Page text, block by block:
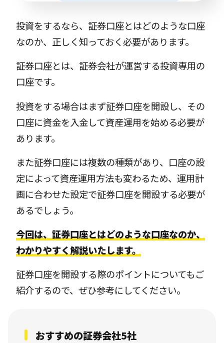
投資をするなら、証券口座とはどのような口座
なのか、正しく知っておく必要があります。
証券口座とは、証券会社が運営する投資専用の
口座です。
投資をする場合はまず証券口座を開設し、その
口座に資金を入金して資産運用を始める必要が
あります。
また証券口座には複数の種類があり、口座の設
定によって資産運用方法も変わるため、運用計
画に合わせた設定で証券口座を開設する必要が
あるでしょう。
今回は、証券口座とはどのような口座なのか、
わかりやすく解説いたします。
証券口座を開設する際のポイントについてもご
紹介するので、ぜひ参考にしてください。
おすすめの証券会社5社